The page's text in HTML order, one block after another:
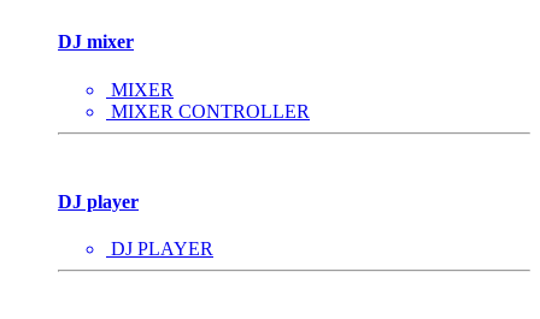
DJ mixer
MIXER
MIXER CONTROLLER
DJ player
DJ PLAYER